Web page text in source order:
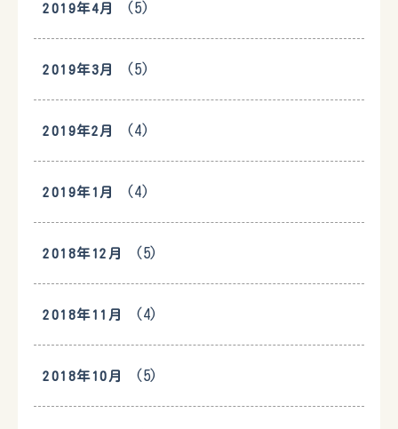
2019年4月 (5)
2019年3月 (5)
2019年2月 (4)
2019年1月 (4)
2018年12月 (5)
2018年11月 (4)
2018年10月 (5)